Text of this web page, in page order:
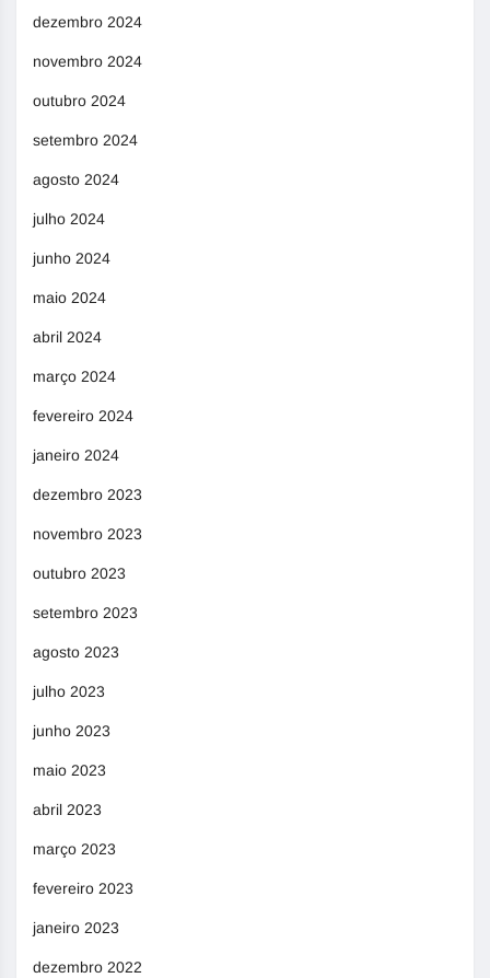
dezembro 2024
novembro 2024
outubro 2024
setembro 2024
agosto 2024
julho 2024
junho 2024
maio 2024
abril 2024
março 2024
fevereiro 2024
janeiro 2024
dezembro 2023
novembro 2023
outubro 2023
setembro 2023
agosto 2023
julho 2023
junho 2023
maio 2023
abril 2023
março 2023
fevereiro 2023
janeiro 2023
dezembro 2022